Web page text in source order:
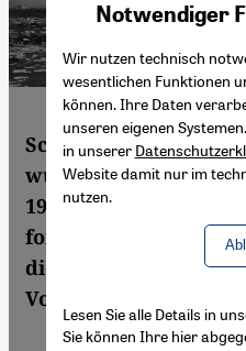
Schätzungsweise
wurden bei den
1966 umgebracht.
fordern Aufarbeitung
die Täter gelten bis
Volkshelden. Von
Notwendiger
Wir nutzen technisch
wesentlichen Funktionen
können. Ihre Daten
unseren eigenen
in unserer
Website damit nur im
nutzen.
Google Maps Embed
Lesen Sie alle Details in
Sie können Ihre hier